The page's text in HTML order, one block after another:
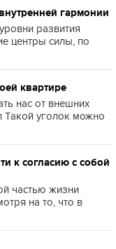
гармонии
развития
центры силы, по
квартире
нас от внешних
Такой уголок можно
к согласию с собой
частью жизни
на то, что в